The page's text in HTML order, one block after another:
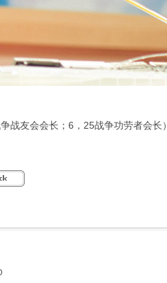
战友会会长；6，25战争功劳者会长）